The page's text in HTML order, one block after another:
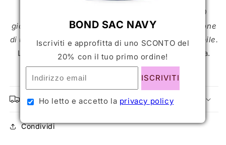
Per ricevere la tua Bond Day sono necessari 10
giorni, il giusto tempo da dedicare alla realizzazione
di un accessorio che deve essere unico e inimitabile.
La Bond Day personalizzata non può' essere resa.
Spedizione garantita entro 2 settimane.
SPEDIZIONI E RESI
Condividi
BOND SAC NAVY
Iscriviti e approfitta di uno SCONTO del
20% con il tuo primo ordine!
ISCRIVITI
Ho letto e accetto la privacy policy